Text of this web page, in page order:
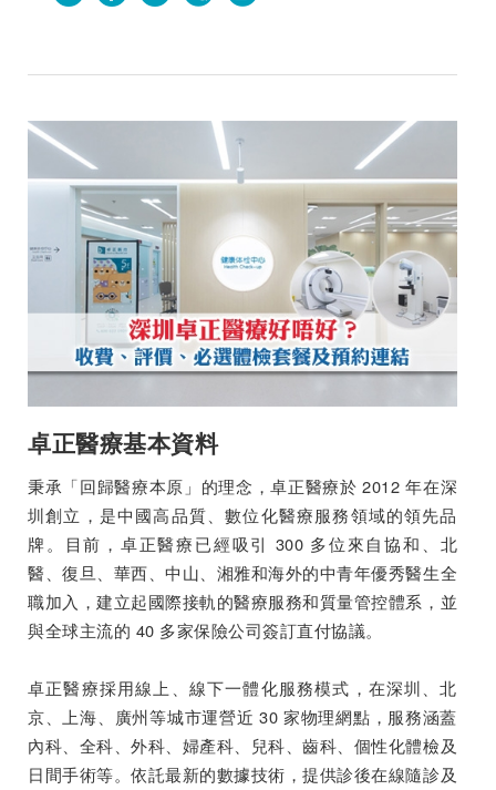
卓正醫療基本資料
秉承「回歸醫療本原」的理念，卓正醫療於 2012 年在深
圳創立，是中國高品質、數位化醫療服務領域的領先品
牌。目前，卓正醫療已經吸引 300 多位來自協和、北
醫、復旦、華西、中山、湘雅和海外的中青年優秀醫生全
職加入，建立起國際接軌的醫療服務和質量管控體系，並
與全球主流的 40 多家保險公司簽訂直付協議。
卓正醫療採用線上、線下一體化服務模式，在深圳、北
京、上海、廣州等城市運營近 30 家物理網點，服務涵蓋
內科、全科、外科、婦產科、兒科、齒科、個性化體檢及
日間手術等。依託最新的數據技術，提供診後在線隨診及